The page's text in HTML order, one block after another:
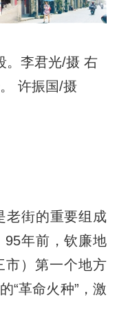
李君光/摄 右
许振国/摄
街的重要组成
95年前，钦廉地
市）第一个地方
“革命火种”，激